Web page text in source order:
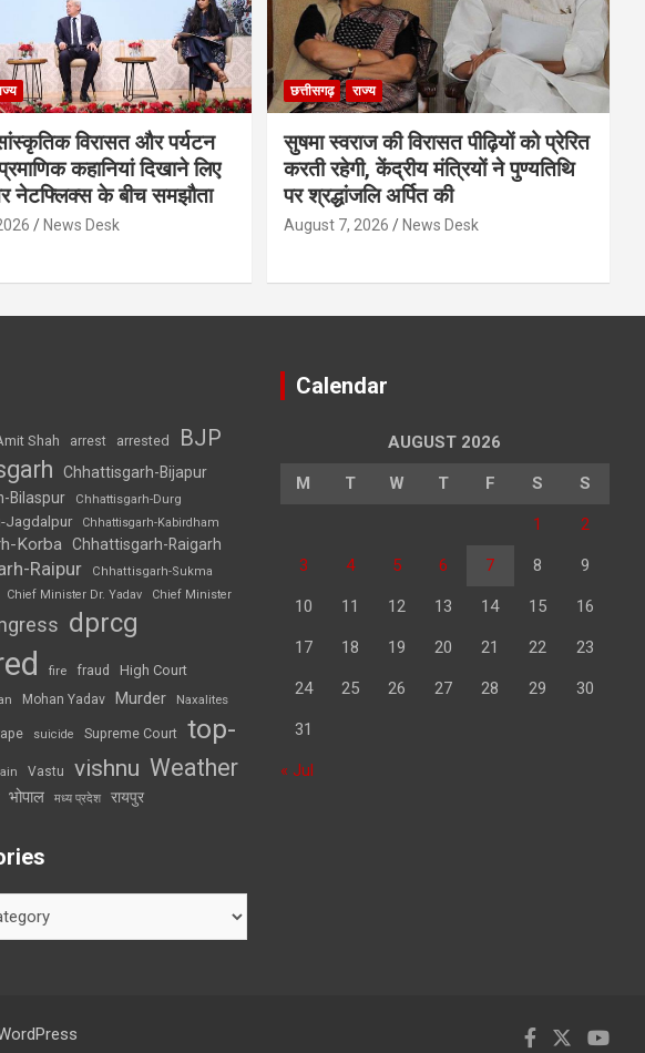
विरासत और पर्यटन
कहानियां दिखाने लिए
नेटफ्लिक्स के बीच समझौता
News Desk
छत्तीसगढ़ राज्य
सुषमा स्वराज की विरासत पीढ़ियों को प्रेरित
करती रहेगी, केंद्रीय मंत्रियों ने पुण्यतिथि
पर श्रद्धांजलि अर्पित की
August 7, 2026 News Desk
Shah arrest arrested BJP
Chhattisgarh-Bijapur
Bilaspur
Chhattisgarh-Durg
Jagdalpur Chhattisgarh-Kabirdham
Korba Chhattisgarh-Raigarh
Raipur
Chhattisgarh-Sukma
Chief Minister Dr. Yadav Chief Minister
dprcg
fire fraud High Court
Mohan Yadav Murder Naxalites
suicide Supreme Court top-
Vastu vishnu Weather
भोपाल मध्य प्रदेश रायपुर
Calendar
AUGUST 2026
M T W T F S S
1 2
3 4 5 6 7 8 9
10 11 12 13 14 15 16
17 18 19 20 21 22 23
24 25 26 27 28 29 30
31
« Jul